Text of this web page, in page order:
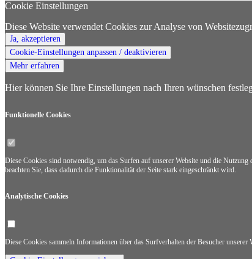
Cookie Einstellungen
Diese Website verwendet Cookies zur Analyse von
Ja, akzeptieren
Cookie-Einstellungen anpassen / deaktivieren
Mehr erfahren
Hier können Sie Ihre Einstellungen nach Ihren wünschen
Funktionelle Cookies
Diese Cookies sind notwendig, um das Surfen auf unserer Website und die
beachten Sie, dass dadurch die Funktionalität der Seite stark eingeschränkt wird.
Analytische Cookies
Diese Cookies sammeln Informationen über das Surfverhalten der Besucher